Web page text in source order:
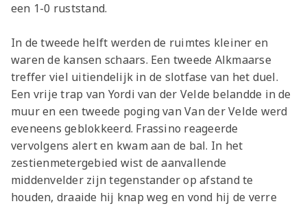
een 1-0 ruststand.
In de tweede helft werden de ruimtes kleiner en
waren de kansen schaars. Een tweede Alkmaarse
treffer viel uitiendelijk in de slotfase van het duel.
Een vrije trap van Yordi van der Velde belandde in de
muur en een tweede poging van Van der Velde werd
eveneens geblokkeerd. Frassino reageerde
vervolgens alert en kwam aan de bal. In het
zestienmetergebied wist de aanvallende
middenvelder zijn tegenstander op afstand te
houden, draaide hij knap weg en vond hij de verre